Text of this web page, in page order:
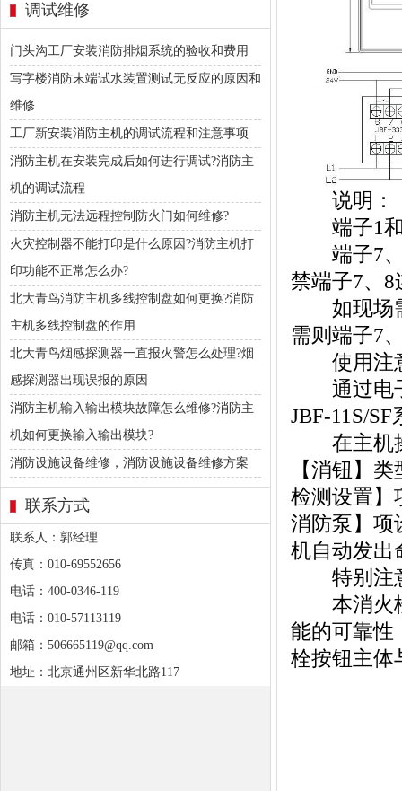
调试维修
门头沟工厂安装消防排烟系统的验收和费用
写字楼消防末端试水装置测试无反应的原因和
维修
工厂新安装消防主机的调试流程和注意事项
消防主机在安装完成后如何进行调试?消防主
机的调试流程
消防主机无法远程控制防火门如何维修?
火灾控制器不能打印是什么原因?消防主机打
印功能不正常怎么办?
北大青鸟消防主机多线控制盘如何更换?消防
主机多线控制盘的作用
北大青鸟烟感探测器一直报火警怎么处理?烟
感探测器出现误报的原因
消防主机输入输出模块故障怎么维修?消防主
机如何更换输入输出模块?
消防设施设备维修，消防设施设备维修方案
联系方式
联系人：郭经理
传真：010-69552656
电话：400-0346-119
电话：010-57113119
邮箱：506665119@qq.com
地址：北京通州区新华北路117
说明：
端子1和2
端子7、8
禁端子7、
如现场需
需则端子7
使用注
通过电子
JBF-11S/
在主机操
【消钮】
检测设置】
消防泵】项
机自动发出
特别注
本消火栓
能的可靠性
栓按钮主体